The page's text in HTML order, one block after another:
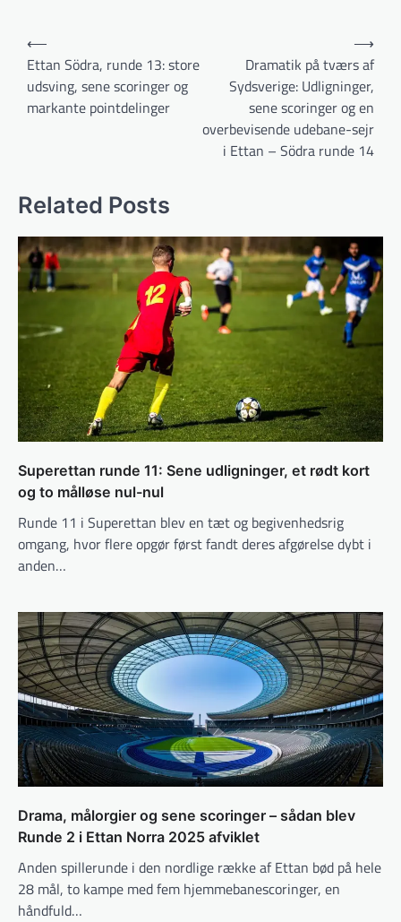
Indlægsnavigation
⟵
Ettan Södra, runde 13: store
udsving, sene scoringer og
markante pointdelinger
Dramatik på tværs af
Sydsverige: Udligninger,
sene scoringer og en
overbevisende udebane-sejr
i Ettan – Södra runde 14
⟶
Related Posts
Superettan runde 11: Sene udligninger, et rødt kort
og to målløse nul-nul
Runde 11 i Superettan blev en tæt og begivenhedsrig
omgang, hvor flere opgør først fandt deres afgørelse dybt i
anden…
Drama, målorgier og sene scoringer – sådan blev
Runde 2 i Ettan Norra 2025 afviklet
Anden spillerunde i den nordlige række af Ettan bød på hele
28 mål, to kampe med fem hjemmebanescoringer, en
håndfuld…